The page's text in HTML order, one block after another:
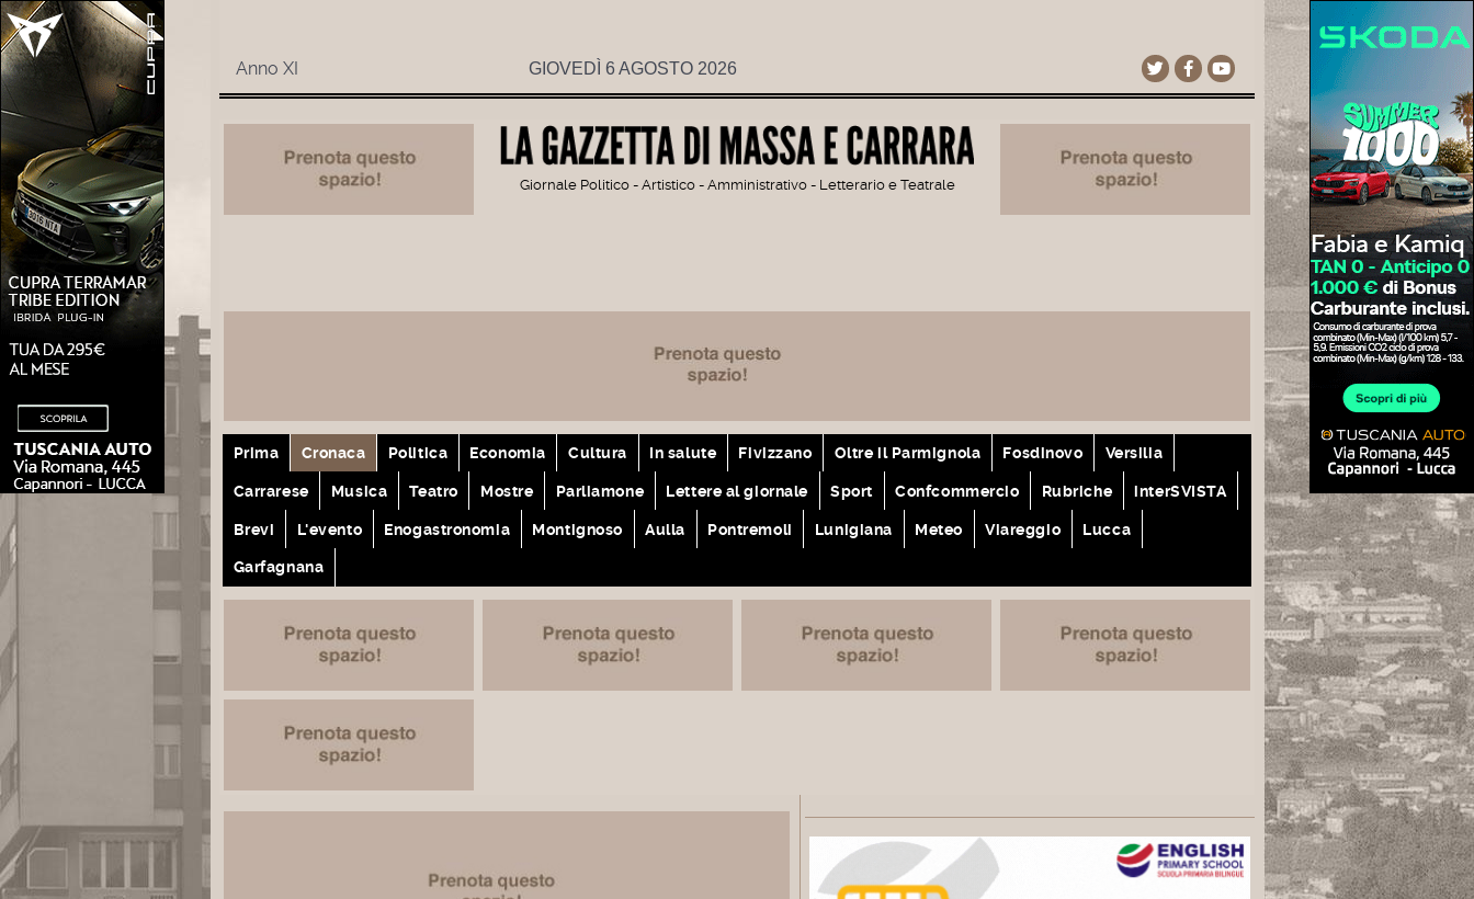
Anno XI GIOVEDÌ 6 AGOSTO 2026
Giornale Politico - Artistico - Amministrativo - Letterario e Teatrale
Prima Cronaca Politica Economia Cultura In salute Fivizzano Oltre il Parmignola Fosdinovo Versilia
Carrarese Musica Teatro Mostre Parliamone Lettere al giornale Sport Confcommercio Rubriche interSVISTA
Brevi L'evento Enogastronomia Montignoso Aulla Pontremoli Lunigiana Meteo Viareggio Lucca
Garfagnana